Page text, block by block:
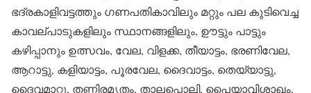
ഭദ്രകാളിവട്ടത്തും ഗണപതികാവിലും മറ്റും പല കുടിവെച്ച
കാവല്പാടുകളിലും സ്ഥാനങ്ങളിലും, ഊട്ടും പാട്ടും
കഴിപ്പാനും ഉത്സവം, വേല, വിളക്ക, തീയാട്ടം, ഭരണിവേല,
ആറാട്ടു, കളിയാട്ടം, പൂരവേല, ദൈവാട്ടം, തെയ്യാട്ടു,
ദൈവമാറ്റു, തണ്ണിരമൃതം, താലപ്പൊലി, പൈയാവിശാഖം,